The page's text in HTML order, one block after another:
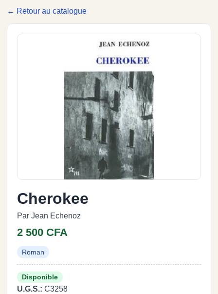
← Retour au catalogue
Cherokee
Par Jean Echenoz
2 500 CFA
Roman
Disponible
U.G.S.: C3258